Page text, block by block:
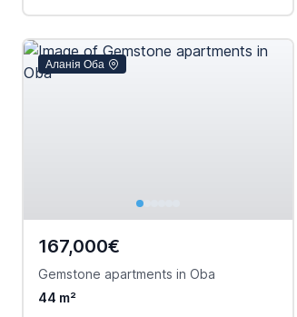
Аланія Оба
167,000€
Gemstone apartments in Oba
44 m²